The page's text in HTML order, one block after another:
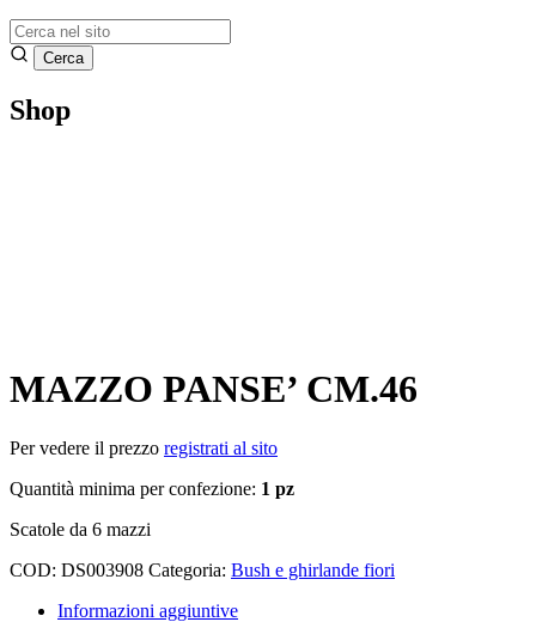
Shop
MAZZO PANSE’ CM.46
Per vedere il prezzo registrati al sito
Quantità minima per confezione: 1 pz
Scatole da 6 mazzi
COD: DS003908 Categoria: Bush e ghirlande fiori
Informazioni aggiuntive